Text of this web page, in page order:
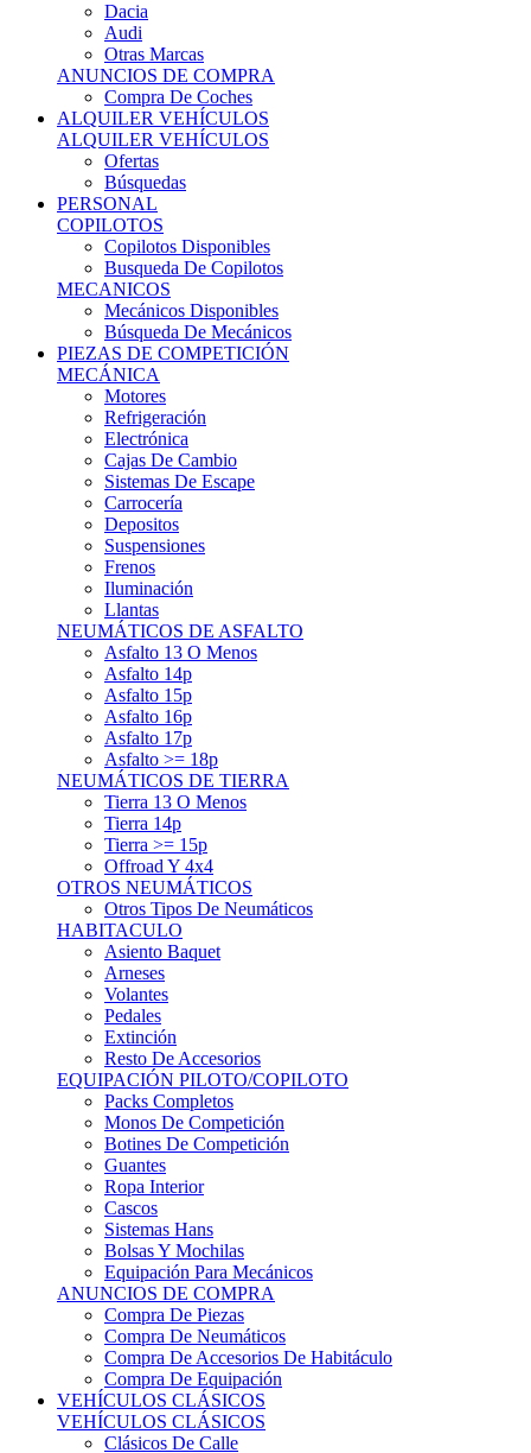
Otras Marcas
ANUNCIOS DE COMPRA
Compra De Coches
ALQUILER VEHÍCULOS
ALQUILER VEHÍCULOS
Ofertas
Búsquedas
PERSONAL
COPILOTOS
Copilotos Disponibles
Busqueda De Copilotos
MECANICOS
Mecánicos Disponibles
Búsqueda De Mecánicos
PIEZAS DE COMPETICIÓN
MECÁNICA
Motores
Refrigeración
Electrónica
Cajas De Cambio
Sistemas De Escape
Carrocería
Depositos
Suspensiones
Frenos
Iluminación
Llantas
NEUMÁTICOS DE ASFALTO
Asfalto 13 O Menos
Asfalto 14p
Asfalto 15p
Asfalto 16p
Asfalto 17p
Asfalto >= 18p
NEUMÁTICOS DE TIERRA
Tierra 13 O Menos
Tierra 14p
Tierra >= 15p
Offroad Y 4x4
OTROS NEUMÁTICOS
Otros Tipos De Neumáticos
HABITACULO
Asiento Baquet
Arneses
Volantes
Pedales
Extinción
Resto De Accesorios
EQUIPACIÓN PILOTO/COPILOTO
Packs Completos
Monos De Competición
Botines De Competición
Guantes
Ropa Interior
Cascos
Sistemas Hans
Bolsas Y Mochilas
Equipación Para Mecánicos
ANUNCIOS DE COMPRA
Compra De Piezas
Compra De Neumáticos
Compra De Accesorios De Habitáculo
Compra De Equipación
VEHÍCULOS CLÁSICOS
VEHÍCULOS CLÁSICOS
Clásicos De Calle
Clásicos De Competición